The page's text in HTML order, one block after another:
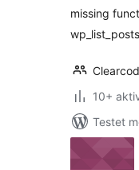
missing
10+
Testet